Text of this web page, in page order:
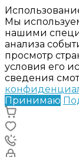
Мы
нашими
анализа
просмотр
условия его
сведения
Принимаю